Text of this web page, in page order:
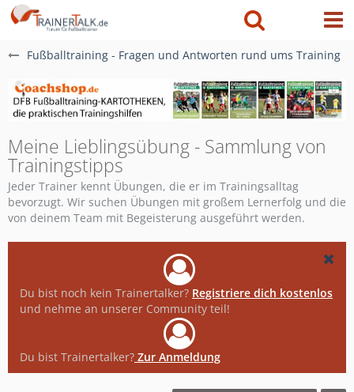
Fußballtraining - Fragen und Antworten rund ums Training
Meine Lieblingsübung - Sammlung von
Trainingstipps
Jeder Trainer kennt Übungen, die er im Trainingsalltag
bevorzugt. Wir suchen Übungen mit großem Lernerfolg und die
von deinem Team mit Begeisterung ausgeführt werden.
Du bist noch kein Trainertalker? Registriere dich kostenlos
und nehme an unserer Community teil!
Du bist Trainertalker? Zur Anmeldung